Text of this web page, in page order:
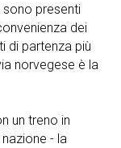
sono presenti
dei
di partenza più
norvegese è la
un treno in
- la